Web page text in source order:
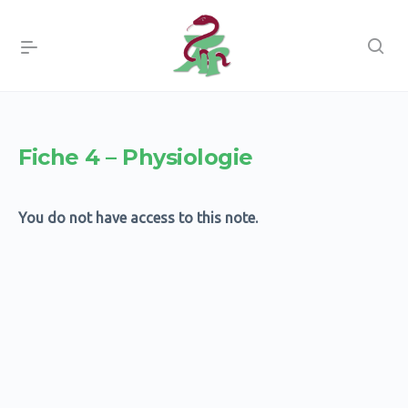
Fiche 4 – Physiologie
You do not have access to this note.